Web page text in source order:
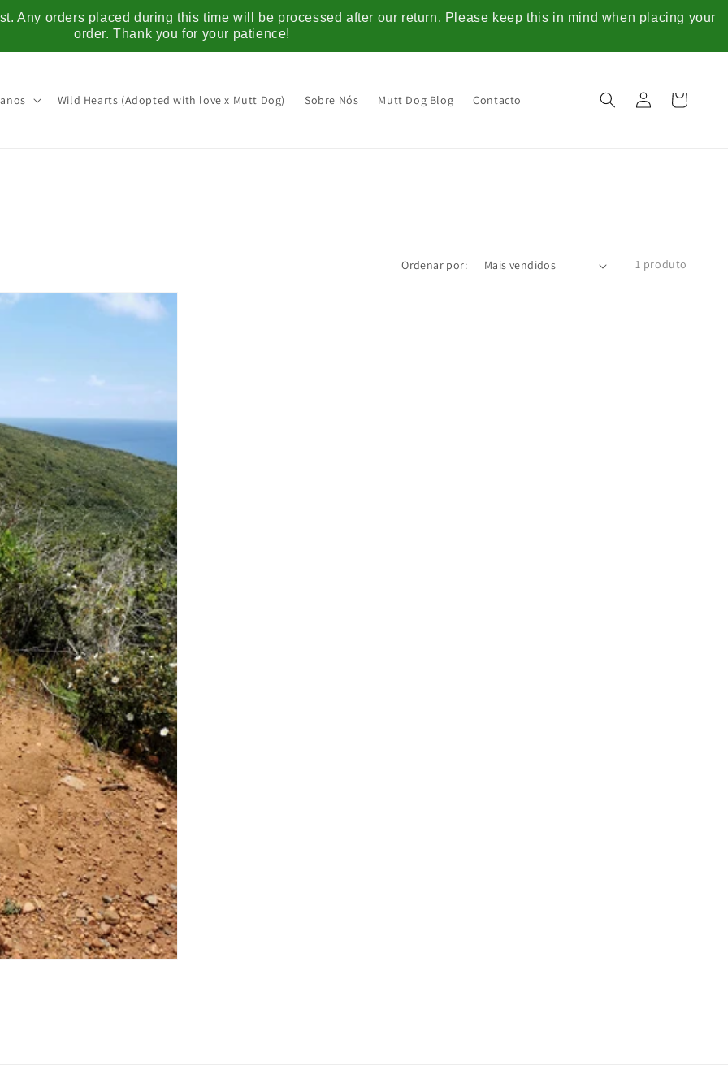
Any orders placed during this time will be processed after our return. Please keep this in mind when placing your
order. Thank you for your patience!
Wild Hearts (Adopted with love x Mutt Dog) Sobre Nós Mutt Dog Blog Contacto
sessão
Carrinho
Ordenar por: 1 produto